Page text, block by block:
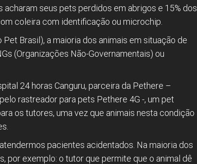
seus pets perdidos em abrigos e 15% dos
coleira com identificação ou microchip.
Pet Brasil), a maioria dos animais em situação de
(Organizações Não-Governamentais) ou
24 horas Canguru, parceira da Pethere –
rastreador para pets Pethere 4G -, um pet
os tutores, uma vez que animais nesta condição
pacientes acidentados. Na maioria dos
por exemplo: o tutor que permite que o animal dê